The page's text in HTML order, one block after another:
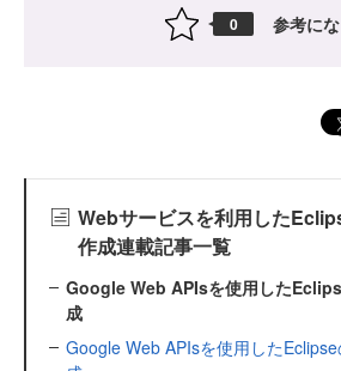
0 参考に
Webサービスを利用した
作成連載記事一覧
Google Web APIsを使用した
成
Google Web APIsを使用した